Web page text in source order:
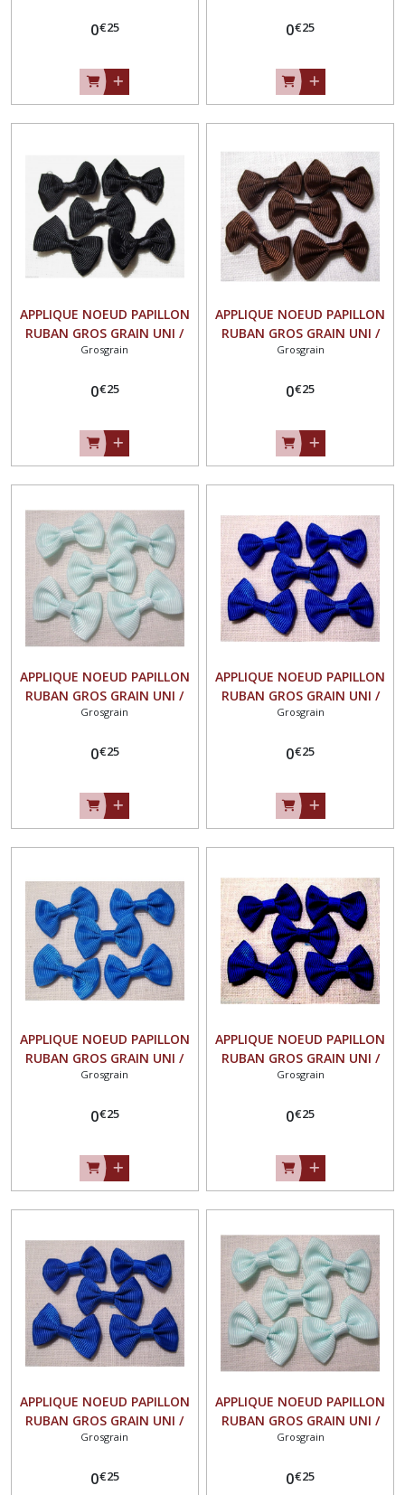
N°07
0€25 0€25
APPLIQUE NOEUD PAPILLON
RUBAN GROS GRAIN UNI /
NOIR ** 35 X 23 mm **
Grosgrain
0€25
APPLIQUE NOEUD PAPILLON
RUBAN GROS GRAIN UNI /
MARRON ** 35 X 23 mm **
Grosgrain
0€25
APPLIQUE NOEUD PAPILLON
RUBAN GROS GRAIN UNI /
VERT CRISTALLINE ** 35 X
N°07
Grosgrain
0€25
APPLIQUE NOEUD PAPILLON
RUBAN GROS GRAIN UNI /
BLEU OUTREMER ** 35 X 23
N°07
Grosgrain
0€25
APPLIQUE NOEUD PAPILLON
RUBAN GROS GRAIN UNI /
BLEU de FRANCE ** 35 X 23
N°07
Grosgrain
0€25
APPLIQUE NOEUD PAPILLON
RUBAN GROS GRAIN UNI /
BLEU MARINE ** 35 X 23 mm
Grosgrain
0€25
APPLIQUE NOEUD PAPILLON
RUBAN GROS GRAIN UNI /
BLEU ROI ** 35 X 23 mm **
Grosgrain
0€25
APPLIQUE NOEUD PAPILLON
RUBAN GROS GRAIN UNI /
BLEU CIEL ** 35 X 23 mm **
Grosgrain
0€25